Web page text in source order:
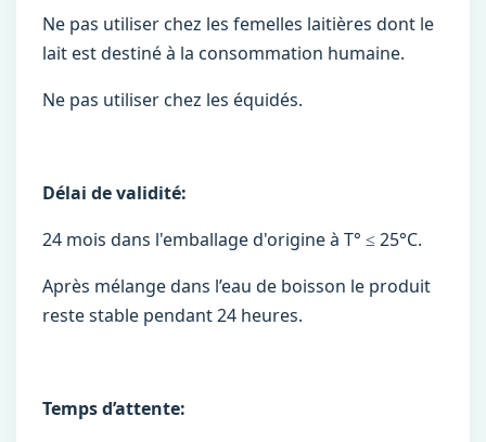
Ne pas utiliser chez les femelles laitières dont le
lait est destiné à la consommation humaine.
Ne pas utiliser chez les équidés.
Délai de validité:
24 mois dans l'emballage d'origine à T° ≤ 25°C.
Après mélange dans l’eau de boisson le produit
reste stable pendant 24 heures.
Temps d’attente: